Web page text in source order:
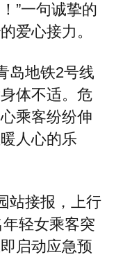
”一句诚挚的
爱心接力。
岛地铁2号线
体不适。危
乘客纷纷伸
人心的乐
站接报，上行
轻女乘客突
启动应急预